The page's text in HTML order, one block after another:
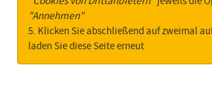
"Annehmen"
5. Klicken Sie abschließend auf zweimal
laden Sie diese Seite erneut